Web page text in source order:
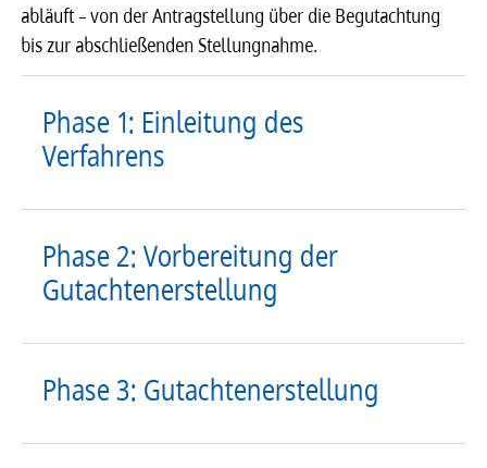
abläuft – von der Antragstellung über die Begutachtung
bis zur abschließenden Stellungnahme.
Phase 1: Einleitung des
Verfahrens
Phase 2: Vorbereitung der
Gutachtenerstellung
Phase 3: Gutachtenerstellung